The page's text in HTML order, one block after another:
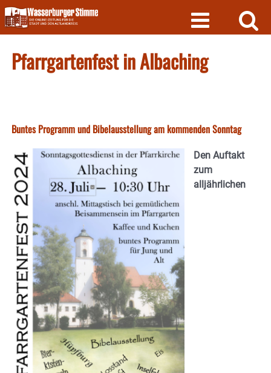
Skip
to
content
Pfarrgartenfest in Albaching
Buntes Programm und Bibelausstellung am kommenden Sonntag
Den Auftakt
zum
alljährlichen